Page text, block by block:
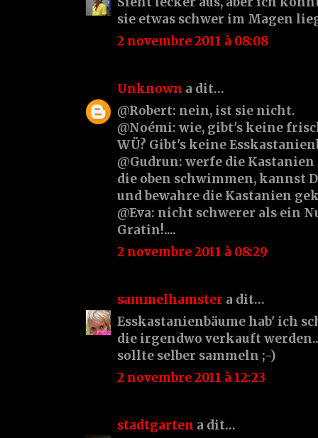
sie etwas schwer im Magen
2 novembre 2011 à 08:08
Unknown a dit…
@Robert: nein, ist sie nicht.
@Noémi: wie, gibt's keine
WÜ? Gibt's keine
@Gudrun: werfe die
die oben schwimmen, kannst
und bewahre die Kastanien
@Eva: nicht schwerer als ein
Gratin!....
2 novembre 2011 à 08:29
sammelhamster a dit…
Esskastanienbäume hab' ich
die irgendwo verkauft
sollte selber sammeln ;-)
2 novembre 2011 à 12:23
stadtgarten a dit…